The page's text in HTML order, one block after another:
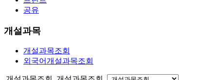
공유
개설과목
개설과목조회
외국어개설과목조회